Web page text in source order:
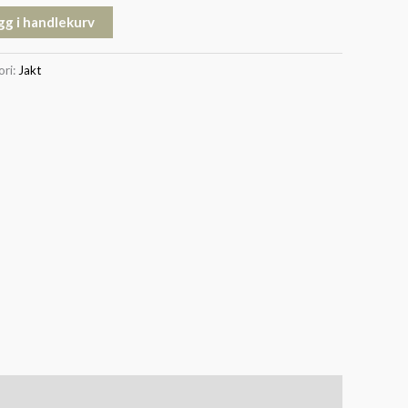
i handlekurv
Jakt